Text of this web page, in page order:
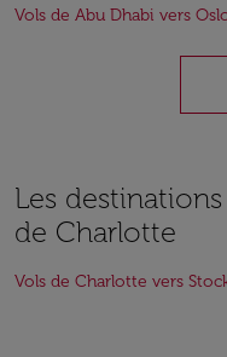
Vols de Abu Dhabi vers
Les
de Charlotte
Vols de Charlotte vers